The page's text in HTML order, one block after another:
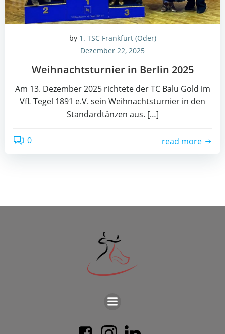
by 1. TSC Frankfurt (Oder)
Dezember 22, 2025
Weih­nachts­tur­nier in Ber­lin 2025
Am 13. Dezem­ber 2025 rich­te­te der TC Balu Gold im
VfL Tegel 1891 e.V. sein Weih­nachts­tur­nier in den
Stan­dard­tän­zen aus. […]
0 read more